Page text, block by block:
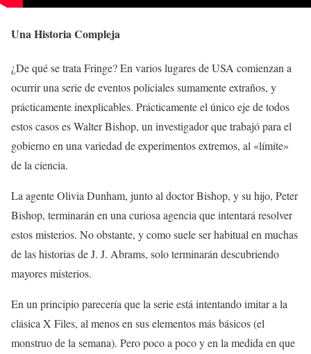
Una Historia Compleja
¿De qué se trata Fringe? En varios lugares de USA comienzan a
ocurrir una serie de eventos policiales sumamente extraños, y
prácticamente inexplicables. Prácticamente el único eje de todos
estos casos es Walter Bishop, un investigador que trabajó para el
gobierno en una variedad de experimentos extremos, al «límite»
de la ciencia.
La agente Olivia Dunham, junto al doctor Bishop, y su hijo, Peter
Bishop, terminarán en una curiosa agencia que intentará resolver
estos misterios. No obstante, y como suele ser habitual en muchas
de las historias de J. J. Abrams, solo terminarán descubriendo
mayores misterios.
En un principio parecería que la serie está intentando imitar a la
clásica X Files, al menos en sus elementos más básicos (el
monstruo de la semana). Pero poco a poco y en la medida en que